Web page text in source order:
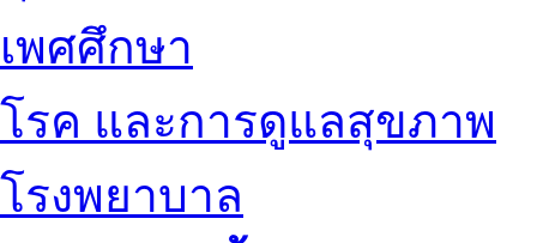
เพศศึกษา
โรค และการดูแลสุขภาพ
โรงพยาบาล